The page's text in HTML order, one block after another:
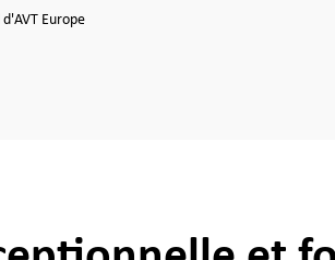
Europe